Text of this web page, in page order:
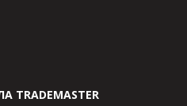
TRADEMASTER